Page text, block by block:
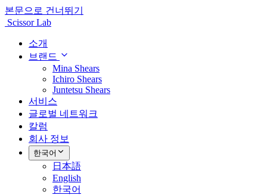
본문으로 건너뛰기
Scissor Lab
소개
브랜드
Mina Shears
Ichiro Shears
Juntetsu Shears
서비스
글로벌 네트워크
칼럼
회사 정보
한국어
日本語
English
한국어